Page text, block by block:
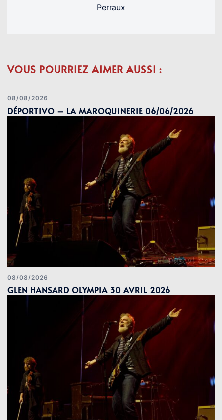
Perraux
VOUS POURRIEZ AIMER AUSSI :
08/08/2026
DÉPORTIVO – LA MAROQUINERIE 06/06/2026
08/08/2026
GLEN HANSARD OLYMPIA 30 AVRIL 2026